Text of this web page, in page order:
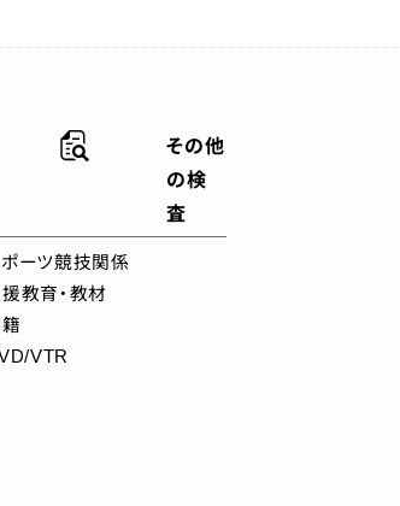
その他
の検
査
ーツ競技関係
教育・教材
VTR